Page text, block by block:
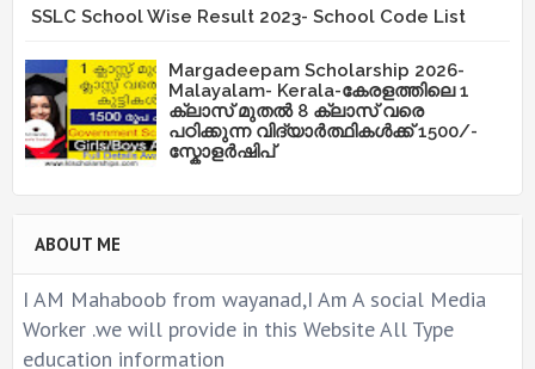
SSLC School Wise Result 2023- School Code List
Margadeepam Scholarship 2026-
Malayalam- Kerala-കേരളത്തിലെ 1
ക്ലാസ് മുതൽ 8 ക്ലാസ് വരെ
പഠിക്കുന്ന വിദ്യാർത്ഥികൾക്ക് 1500/-
സ്കോളർഷിപ്
ABOUT ME
I AM Mahaboob from wayanad,I Am A social Media
Worker .we will provide in this Website All Type
education information